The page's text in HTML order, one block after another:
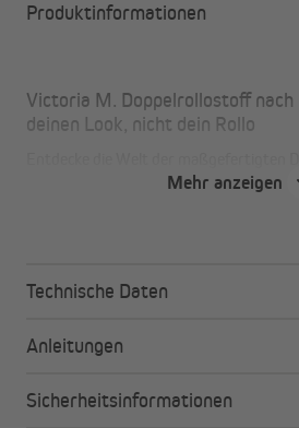
Produktinformationen
Victoria M. Doppelrollostoff nach
deinen Look, nicht dein Rollo
Victoria M. und verleihe deinem
transparenten Streifen gewebt. Durch
dieser Streifen lässt sich der Lichteinfall
Mehr anzeigen
Technische Daten
Anleitungen
Sicherheitsinformationen